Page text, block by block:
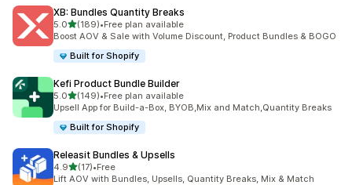
XB: Bundles Quantity Breaks
5.05つ星中
(189)
合計レビュー数：189件
•Free plan available
Boost AOV & Sale with Volume Discount, Product Bundles & BOGO
Built for Shopify
Kefi Product Bundle Builder
5.05つ星中
(149)
合計レビュー数：149件
•Free plan available
Upsell App for Build-a-Box, BYOB,Mix and Match,Quantity Breaks
Built for Shopify
Releasit Bundles & Upsells
4.95つ星中
(17)
合計レビュー数：17件
•Free
Lift AOV with Bundles, Upsells, Quantity Breaks, Mix & Match